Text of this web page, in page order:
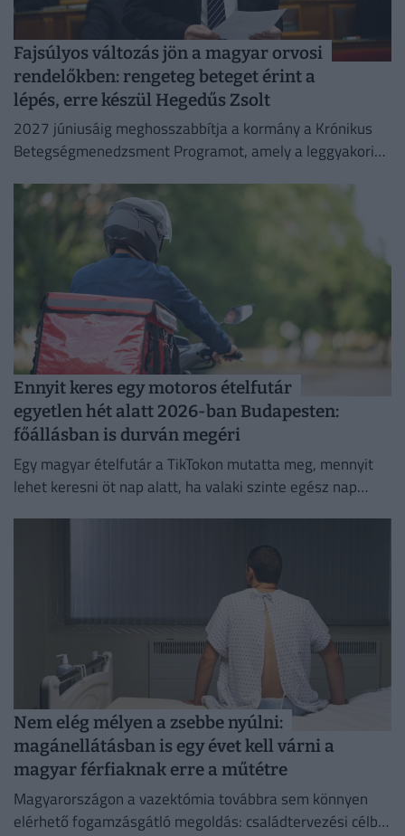
Fajsúlyos változás jön a magyar orvosi
rendelőkben: rengeteg beteget érint a
lépés, erre készül Hegedűs Zsolt
2027 júniusáig meghosszabbítja a kormány a Krónikus
Betegségmenedzsment Programot, amely a leggyakoribb
Ennyit keres egy motoros ételfutár
egyetlen hét alatt 2026-ban Budapesten:
főállásban is durván megéri
Egy magyar ételfutár a TikTokon mutatta meg, mennyit
lehet keresni öt nap alatt, ha valaki szinte egész nap
Nem elég mélyen a zsebbe nyúlni:
magánellátásban is egy évet kell várni a
magyar férfiaknak erre a műtétre
Magyarországon a vazektómia továbbra sem könnyen
elérhető fogamzásgátló megoldás: családtervezési célból